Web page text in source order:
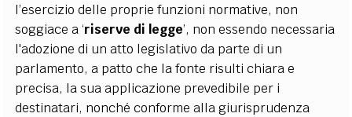
l’esercizio delle proprie funzioni normative, non
soggiace a ‘riserve di legge’, non essendo necessaria
l'adozione di un atto legislativo da parte di un
parlamento, a patto che la fonte risulti chiara e
precisa, la sua applicazione prevedibile per i
destinatari, nonché conforme alla giurisprudenza